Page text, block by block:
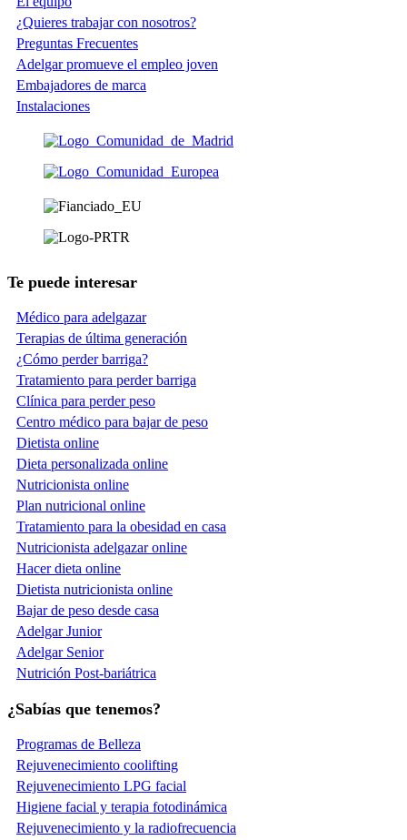
¿Quieres trabajar con nosotros?
Preguntas Frecuentes
Adelgar promueve el empleo joven
Embajadores de marca
Instalaciones
Te puede interesar
Médico para adelgazar
Terapias de última generación
¿Cómo perder barriga?
Tratamiento para perder barriga
Clínica para perder peso
Centro médico para bajar de peso
Dietista online
Dieta personalizada online
Nutricionista online
Plan nutricional online
Tratamiento para la obesidad en casa
Nutricionista adelgazar online
Hacer dieta online
Dietista nutricionista online
Bajar de peso desde casa
Adelgar Junior
Adelgar Senior
Nutrición Post-bariátrica
¿Sabías que tenemos?
Programas de Belleza
Rejuvenecimiento coolifting
Rejuvenecimiento LPG facial
Higiene facial y terapia fotodinámica
Rejuvenecimiento y la radiofrecuencia